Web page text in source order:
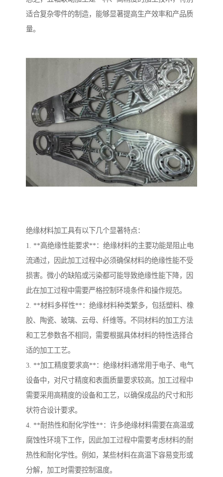
适合复杂零件的制造，能够显著提高生产效率和产品质
量。
绝缘材料加工具有以下几个显著特点：
1. **高绝缘性能要求**：绝缘材料的主要功能是阻止电
流通过，因此加工过程中必须确保材料的绝缘性能不受
损害。微小的缺陷或污染都可能导致绝缘性能下降，因
此在加工过程中需要严格控制环境条件和操作规范。
2. **材料多样性**：绝缘材料种类繁多，包括塑料、橡
胶、陶瓷、玻璃、云母、纤维等。不同材料的加工方法
和工艺参数各不相同，需要根据具体材料的特性选择合
适的加工工艺。
3. **加工精度要求高**：绝缘材料通常用于电子、电气
设备中，对尺寸精度和表面质量要求较高。加工过程中
需要采用高精度的设备和工艺，以确保成品的尺寸和形
状符合设计要求。
4. **耐热性和耐化学性**：许多绝缘材料需要在高温或
腐蚀性环境下工作，因此加工过程中需要考虑材料的耐
热性和耐化学性。例如，某些材料在高温下容易变形或
分解，加工时需要控制温度。